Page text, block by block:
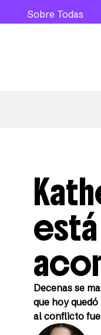
Sobre Todas
Decenas se
que hoy
al conflicto